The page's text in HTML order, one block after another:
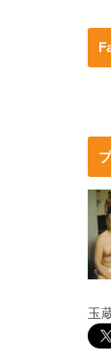
玉